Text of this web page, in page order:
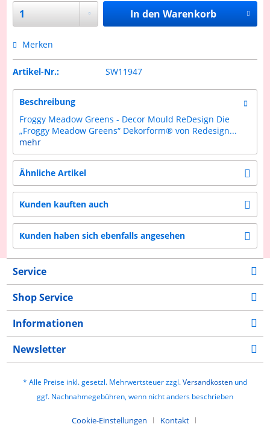
In den Warenkorb
Merken
Artikel-Nr.: SW11947
Beschreibung
Froggy Meadow Greens - Decor Mould ReDesign Die
„Froggy Meadow Greens“ Dekorform® von Redesign...
mehr
Ähnliche Artikel
Kunden kauften auch
Kunden haben sich ebenfalls angesehen
Service
Shop Service
Informationen
Newsletter
* Alle Preise inkl. gesetzl. Mehrwertsteuer zzgl.Versandkosten und
ggf. Nachnahmegebühren, wenn nicht anders beschrieben
Cookie-Einstellungen Kontakt